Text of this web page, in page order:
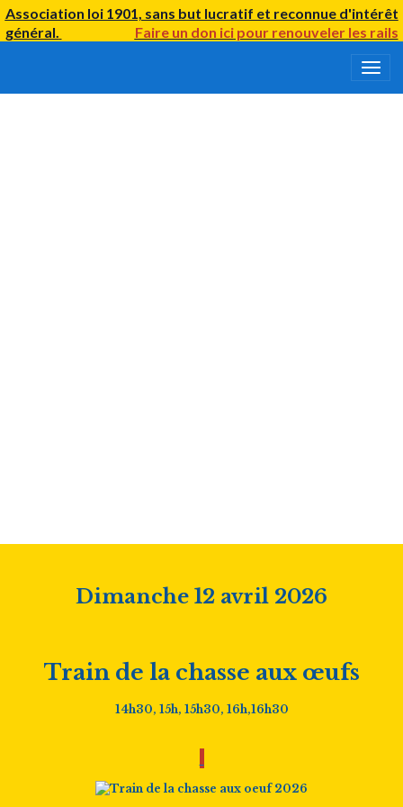
Association loi 1901, sans but lucratif et reconnue d'intérêt
général.
Faire un don icipour renouvelerles rails
Dimanche 12 avril 2026
Train de la chasse aux œufs
14h30, 15h, 15h30, 16h,16h30